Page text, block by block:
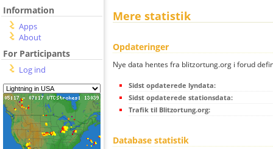
Information
Apps
About
For Participants
Log ind
Mere statistik
Opdateringer
Nye data hentes fra blitzortung.org i forud
Sidst opdaterede lyndata:
Sidst opdaterede stationsdata:
Trafik til Blitzortung.org:
Database statistik